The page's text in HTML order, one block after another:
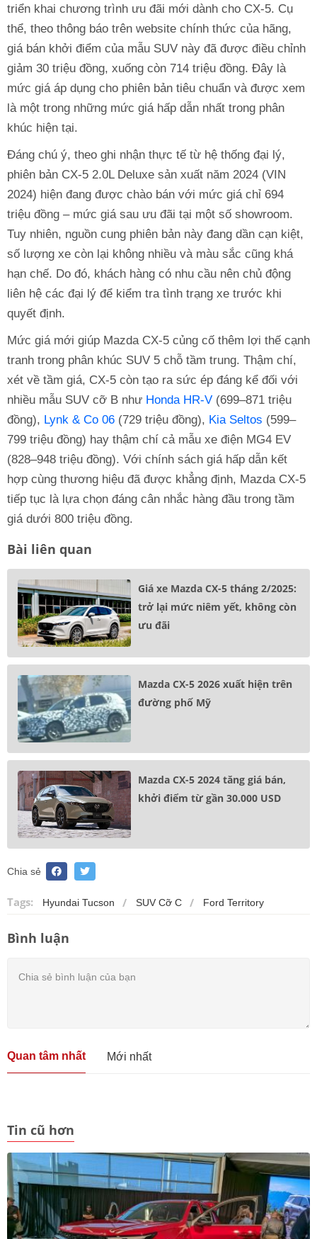
triển khai chương trình ưu đãi mới dành cho CX-5. Cụ
thể, theo thông báo trên website chính thức của hãng,
giá bán khởi điểm của mẫu SUV này đã được điều chỉnh
giảm 30 triệu đồng, xuống còn 714 triệu đồng. Đây là
mức giá áp dụng cho phiên bản tiêu chuẩn và được xem
là một trong những mức giá hấp dẫn nhất trong phân
khúc hiện tại.
Đáng chú ý, theo ghi nhận thực tế từ hệ thống đại lý,
phiên bản CX-5 2.0L Deluxe sản xuất năm 2024 (VIN
2024) hiện đang được chào bán với mức giá chỉ 694
triệu đồng – mức giá sau ưu đãi tại một số showroom.
Tuy nhiên, nguồn cung phiên bản này đang dần cạn kiệt,
số lượng xe còn lại không nhiều và màu sắc cũng khá
hạn chế. Do đó, khách hàng có nhu cầu nên chủ động
liên hệ các đại lý để kiểm tra tình trạng xe trước khi
quyết định.
Mức giá mới giúp Mazda CX-5 củng cố thêm lợi thế cạnh
tranh trong phân khúc SUV 5 chỗ tầm trung. Thậm chí,
xét về tầm giá, CX-5 còn tạo ra sức ép đáng kể đối với
nhiều mẫu SUV cỡ B như Honda HR-V (699–871 triệu
đồng), Lynk & Co 06 (729 triệu đồng), Kia Seltos (599–
799 triệu đồng) hay thậm chí cả mẫu xe điện MG4 EV
(828–948 triệu đồng). Với chính sách giá hấp dẫn kết
hợp cùng thương hiệu đã được khẳng định, Mazda CX-5
tiếp tục là lựa chọn đáng cân nhắc hàng đầu trong tầm
giá dưới 800 triệu đồng.
Bài liên quan
Giá xe Mazda CX-5 tháng 2/2025:
trở lại mức niêm yết, không còn
ưu đãi
Mazda CX-5 2026 xuất hiện trên
đường phố Mỹ
Mazda CX-5 2024 tăng giá bán,
khởi điểm từ gần 30.000 USD
Chia sẻ
Tags: Hyundai Tucson SUV Cỡ C Ford Territory
Bình luận
Quan tâm nhất Mới nhất
Tin cũ hơn